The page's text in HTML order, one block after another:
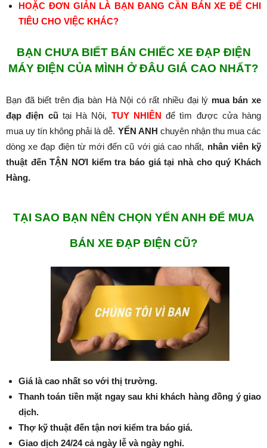
HOẶC ĐƠN GIẢN LÀ BẠN ĐANG CẦN BÁN XE ĐỂ CHI
TIÊU CHO VIỆC KHÁC?
BẠN CHƯA BIẾT BÁN CHIẾC XE ĐẠP ĐIỆN
MÁY ĐIỆN CỦA MÌNH Ở ĐÂU GIÁ CAO NHẤT?
Bạn đã biết trên địa bàn Hà Nội có rất nhiều đại lý mua bán xe
đạp điện cũtại Hà Nội, TUY NHIÊN để tìm được cửa hàng
mua uy tín không phải là dễ. YẾN ANH chuyên nhận thu mua các
dòng xe đạp điện từ mới đến cũ với giá cao nhất, nhân viên kỹ
thuật đến TẬN NƠI kiểm tra báo giá tại nhà cho quý Khách
Hàng.
TẠI SAO BẠN NÊN CHỌN YẾN ANH ĐỂ MUA
BÁN XE ĐẠP ĐIỆN CŨ?
Giá là cao nhất so với thị trường.
Thanh toán tiền mặt ngay sau khi khách hàng đồng ý giao
dịch.
Thợ kỹ thuật đến tận nơi kiểm tra báo giá.
Giao dịch 24/24 cả ngày lễ và ngày nghỉ.